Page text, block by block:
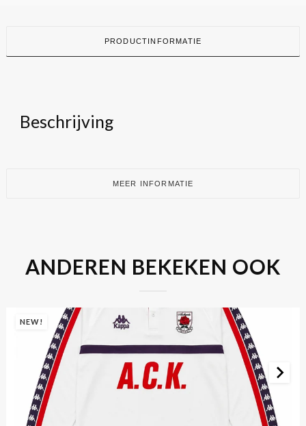
PRODUCTINFORMATIE
Beschrijving
MEER INFORMATIE
ANDEREN BEKEKEN OOK
NEW!